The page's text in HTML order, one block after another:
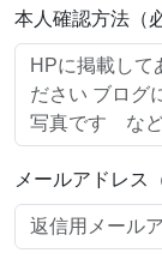
本人確認方法（
メールアドレス